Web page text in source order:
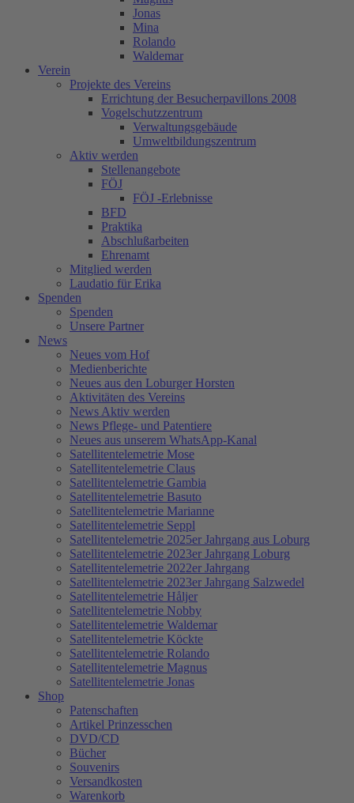
Jonas
Mina
Rolando
Waldemar
Verein
Projekte des Vereins
Errichtung der Besucherpavillons 2008
Vogelschutzzentrum
Verwaltungsgebäude
Umweltbildungszentrum
Aktiv werden
Stellenangebote
FÖJ
FÖJ -Erlebnisse
BFD
Praktika
Abschlußarbeiten
Ehrenamt
Mitglied werden
Laudatio für Erika
Spenden
Spenden
Unsere Partner
News
Neues vom Hof
Medienberichte
Neues aus den Loburger Horsten
Aktivitäten des Vereins
News Aktiv werden
News Pflege- und Patentiere
Neues aus unserem WhatsApp-Kanal
Satellitentelemetrie Mose
Satellitentelemetrie Claus
Satellitentelemetrie Gambia
Satellitentelemetrie Basuto
Satellitentelemetrie Marianne
Satellitentelemetrie Seppl
Satellitentelemetrie 2025er Jahrgang aus Loburg
Satellitentelemetrie 2023er Jahrgang Loburg
Satellitentelemetrie 2022er Jahrgang
Satellitentelemetrie 2023er Jahrgang Salzwedel
Satellitentelemetrie Håljer
Satellitentelemetrie Nobby
Satellitentelemetrie Waldemar
Satellitentelemetrie Köckte
Satellitentelemetrie Rolando
Satellitentelemetrie Magnus
Satellitentelemetrie Jonas
Shop
Patenschaften
Artikel Prinzesschen
DVD/CD
Bücher
Souvenirs
Versandkosten
Warenkorb